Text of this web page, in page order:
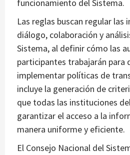
funcionamiento del Sistema.
Las reglas buscan regular las
diálogo, colaboración y
Sistema, al definir cómo las
participantes trabajarán para
implementar políticas de
incluye la generación de
que todas las instituciones
garantizar el acceso a la
manera uniforme y eficiente.
El Consejo Nacional del